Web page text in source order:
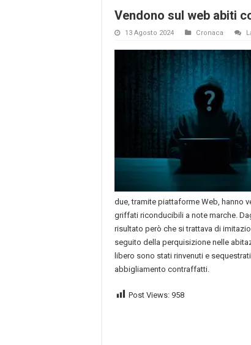
Vendono sul web abiti
13 Agosto 2024 Cronaca
due, tramite piattaforme Web, hanno
griffati riconducibili a note marche.
risultato però che si trattava di
seguito della perquisizione nelle
libero sono stati rinvenuti e
abbigliamento contraffatti.
Post Views: 958